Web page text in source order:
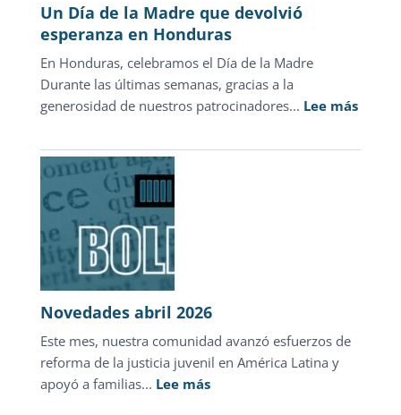
adolescentes
representa
sólo
1.3%
de
carpetas
de
investigación
Un Día de la Madre que devolvió
esperanza en Honduras
En Honduras, celebramos el Día de la Madre
Durante las últimas semanas, gracias a la
generosidad de nuestros patrocinadores... Lee más:
Día
Novedades abril 2026
Este mes, nuestra comunidad avanzó esfuerzos de
reforma de la justicia juvenil en América Latina y
apoyó a familias... Lee más: